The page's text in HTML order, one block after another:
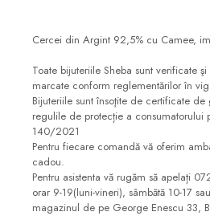
Cercei din Argint 92,5% cu Camee,
Toate bijuteriile Sheba sunt verificate
marcate conform reglementărilor în
Bijuteriile sunt însoţite de certificate
regulile de protecție a consumatorului
140/2021
Pentru fiecare comandă vă oferim
cadou.
Pentru asistenta vă rugăm să apelați
orar 9-19(luni-vineri), sâmbătă 10-17
magazinul de pe George Enescu 33,